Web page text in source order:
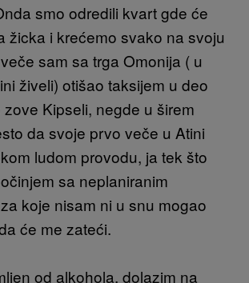
smo odredili kvart gde će
žicka i krećemo svako na svoju
sam sa trga Omonija ( u
živeli) otišao taksijem u deo
Kipseli, negde u širem
da svoje prvo veče u Atini
ludom provodu, ja tek što
sa neplaniranim
koje nisam ni u snu mogao
će me zateći.
od alkohola, dolazim na